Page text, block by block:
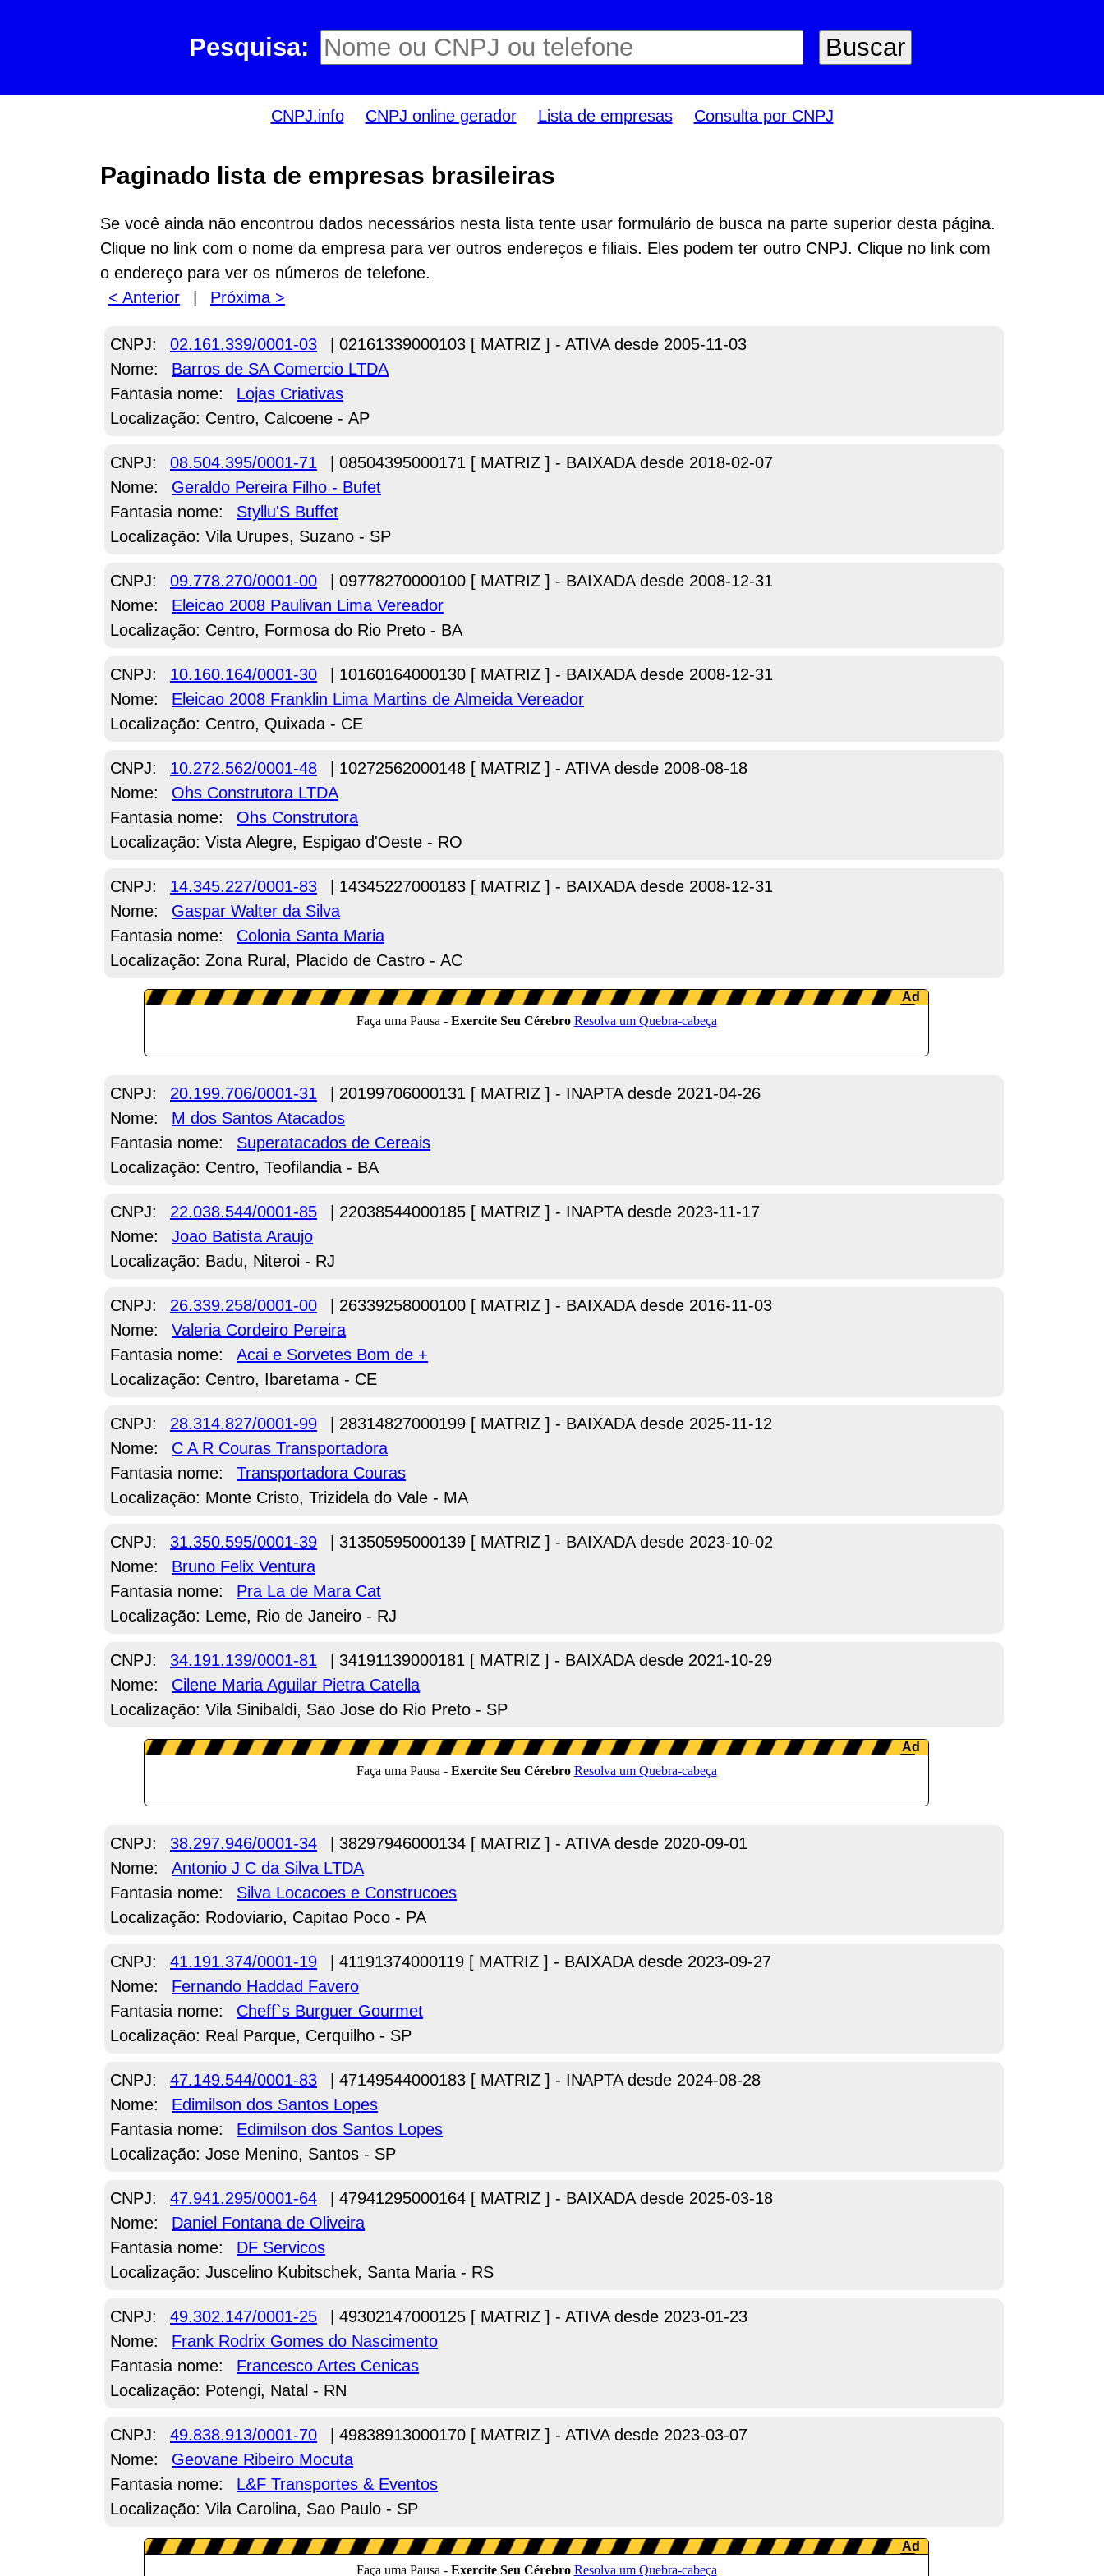
Pesquisa:
CNPJ.info CNPJ online gerador Lista de empresas Consulta por CNPJ
Paginado lista de empresas brasileiras
Se você ainda não encontrou dados necessários nesta lista tente usar formulário de busca na parte superior desta página.
Clique no link com o nome da empresa para ver outros endereços e filiais. Eles podem ter outro CNPJ. Clique no link com
o endereço para ver os números de telefone.
< Anterior
| Próxima >
CNPJ: 02.161.339/0001-03
| 02161339000103 [ MATRIZ ] - ATIVA desde 2005-11-03
Nome:
Barros de SA Comercio LTDA
Fantasia nome:
Lojas Criativas
Localização: Centro, Calcoene - AP
CNPJ: 08.504.395/0001-71
| 08504395000171 [ MATRIZ ] - BAIXADA desde 2018-02-07
Nome:
Geraldo Pereira Filho - Bufet
Fantasia nome:
Styllu'S Buffet
Localização: Vila Urupes, Suzano - SP
CNPJ: 09.778.270/0001-00
| 09778270000100 [ MATRIZ ] - BAIXADA desde 2008-12-31
Nome:
Eleicao 2008 Paulivan Lima Vereador
Localização: Centro, Formosa do Rio Preto - BA
CNPJ: 10.160.164/0001-30
| 10160164000130 [ MATRIZ ] - BAIXADA desde 2008-12-31
Nome:
Eleicao 2008 Franklin Lima Martins de Almeida Vereador
Localização: Centro, Quixada - CE
CNPJ: 10.272.562/0001-48
| 10272562000148 [ MATRIZ ] - ATIVA desde 2008-08-18
Nome:
Ohs Construtora LTDA
Fantasia nome:
Ohs Construtora
Localização: Vista Alegre, Espigao d'Oeste - RO
CNPJ: 14.345.227/0001-83
| 14345227000183 [ MATRIZ ] - BAIXADA desde 2008-12-31
Nome:
Gaspar Walter da Silva
Fantasia nome:
Colonia Santa Maria
Localização: Zona Rural, Placido de Castro - AC
CNPJ: 20.199.706/0001-31
| 20199706000131 [ MATRIZ ] - INAPTA desde 2021-04-26
Nome:
M dos Santos Atacados
Fantasia nome:
Superatacados de Cereais
Localização: Centro, Teofilandia - BA
CNPJ: 22.038.544/0001-85
| 22038544000185 [ MATRIZ ] - INAPTA desde 2023-11-17
Nome:
Joao Batista Araujo
Localização: Badu, Niteroi - RJ
CNPJ: 26.339.258/0001-00
| 26339258000100 [ MATRIZ ] - BAIXADA desde 2016-11-03
Nome:
Valeria Cordeiro Pereira
Fantasia nome:
Acai e Sorvetes Bom de +
Localização: Centro, Ibaretama - CE
CNPJ: 28.314.827/0001-99
| 28314827000199 [ MATRIZ ] - BAIXADA desde 2025-11-12
Nome:
C A R Couras Transportadora
Fantasia nome:
Transportadora Couras
Localização: Monte Cristo, Trizidela do Vale - MA
CNPJ: 31.350.595/0001-39
| 31350595000139 [ MATRIZ ] - BAIXADA desde 2023-10-02
Nome:
Bruno Felix Ventura
Fantasia nome:
Pra La de Mara Cat
Localização: Leme, Rio de Janeiro - RJ
CNPJ: 34.191.139/0001-81
| 34191139000181 [ MATRIZ ] - BAIXADA desde 2021-10-29
Nome:
Cilene Maria Aguilar Pietra Catella
Localização: Vila Sinibaldi, Sao Jose do Rio Preto - SP
CNPJ: 38.297.946/0001-34
| 38297946000134 [ MATRIZ ] - ATIVA desde 2020-09-01
Nome:
Antonio J C da Silva LTDA
Fantasia nome:
Silva Locacoes e Construcoes
Localização: Rodoviario, Capitao Poco - PA
CNPJ: 41.191.374/0001-19
| 41191374000119 [ MATRIZ ] - BAIXADA desde 2023-09-27
Nome:
Fernando Haddad Favero
Fantasia nome:
Cheff`s Burguer Gourmet
Localização: Real Parque, Cerquilho - SP
CNPJ: 47.149.544/0001-83
| 47149544000183 [ MATRIZ ] - INAPTA desde 2024-08-28
Nome:
Edimilson dos Santos Lopes
Fantasia nome:
Edimilson dos Santos Lopes
Localização: Jose Menino, Santos - SP
CNPJ: 47.941.295/0001-64
| 47941295000164 [ MATRIZ ] - BAIXADA desde 2025-03-18
Nome:
Daniel Fontana de Oliveira
Fantasia nome:
DF Servicos
Localização: Juscelino Kubitschek, Santa Maria - RS
CNPJ: 49.302.147/0001-25
| 49302147000125 [ MATRIZ ] - ATIVA desde 2023-01-23
Nome:
Frank Rodrix Gomes do Nascimento
Fantasia nome:
Francesco Artes Cenicas
Localização: Potengi, Natal - RN
CNPJ: 49.838.913/0001-70
| 49838913000170 [ MATRIZ ] - ATIVA desde 2023-03-07
Nome:
Geovane Ribeiro Mocuta
Fantasia nome:
L&F Transportes & Eventos
Localização: Vila Carolina, Sao Paulo - SP